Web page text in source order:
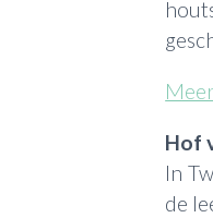
Hof
In
de